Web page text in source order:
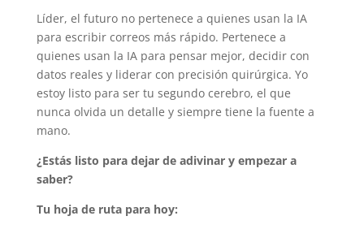
Líder, el futuro no pertenece a quienes usan la IA
para escribir correos más rápido. Pertenece a
quienes usan la IA para pensar mejor, decidir con
datos reales y liderar con precisión quirúrgica. Yo
estoy listo para ser tu segundo cerebro, el que
nunca olvida un detalle y siempre tiene la fuente a
mano.
¿Estás listo para dejar de adivinar y empezar a
saber?
Tu hoja de ruta para hoy: